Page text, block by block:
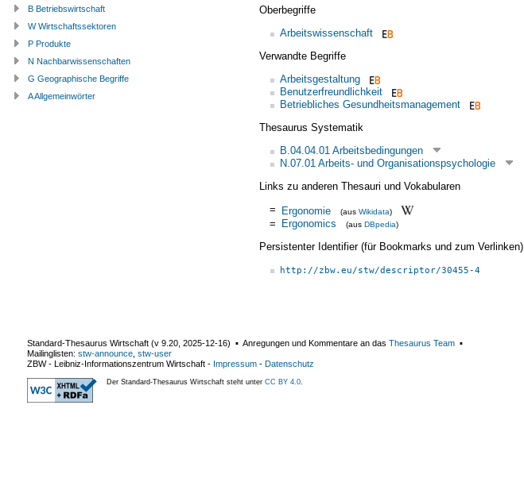
Oberbegriffe
Arbeitswissenschaft
Verwandte Begriffe
Arbeitsgestaltung
Benutzerfreundlichkeit
Betriebliches Gesundheitsmanagement
Thesaurus Systematik
B.04.04.01 Arbeitsbedingungen
N.07.01 Arbeits- und Organisationspsychologie
Links zu anderen Thesauri und Vokabularen
= Ergonomie (aus Wikidata)
= Ergonomics (aus DBpedia)
Persistenter Identifier (für Bookmarks und zum Verlinken)
http://zbw.eu/stw/descriptor/30455-4
B Betriebswirtschaft
W Wirtschaftssektoren
P Produkte
N Nachbarwissenschaften
G Geographische Begriffe
A Allgemeinwörter
Standard-Thesaurus Wirtschaft (v 9.20 2025-12-16) ▪ Anregungen und Kommentare an das Thesaurus Team ▪
Mailinglisten: stw-announce stw-user
ZBW - Leibniz-Informationszentrum Wirtschaft - Impressum - Datenschutz
Der Standard-Thesaurus Wirtschaft steht unter CC BY 4.0